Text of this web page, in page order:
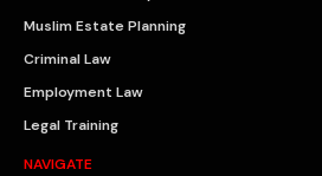
Muslim Estate Planning
Criminal Law
Employment Law
Legal Training
NAVIGATE